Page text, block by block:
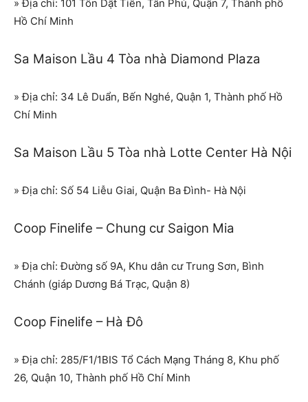
» Địa chỉ: 101 Tôn Dật Tiên, Tân Phú, Quận 7, Thành phố
Hồ Chí Minh
Sa Maison Lầu 4 Tòa nhà Diamond Plaza
» Địa chỉ: 34 Lê Duẩn, Bến Nghé, Quận 1, Thành phố Hồ
Chí Minh
Sa Maison Lầu 5 Tòa nhà Lotte Center Hà Nội
» Địa chỉ: Số 54 Liễu Giai, Quận Ba Đình- Hà Nội
Coop Finelife – Chung cư Saigon Mia
» Địa chỉ: Đường số 9A, Khu dân cư Trung Sơn, Bình
Chánh (giáp Dương Bá Trạc, Quận 8)
Coop Finelife – Hà Đô
» Địa chỉ: 285/F1/1BIS Tổ Cách Mạng Tháng 8, Khu phố
26, Quận 10, Thành phố Hồ Chí Minh